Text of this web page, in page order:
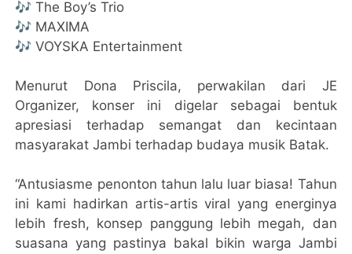
🎶 The Boy’s Trio
🎶 MAXIMA
🎶 VOYSKA Entertainment
Menurut Dona Priscila, perwakilan dari JE
Organizer, konser ini digelar sebagai bentuk
apresiasi terhadap semangat dan kecintaan
masyarakat Jambi terhadap budaya musik Batak.
“Antusiasme penonton tahun lalu luar biasa! Tahun
ini kami hadirkan artis-artis viral yang energinya
lebih fresh, konsep panggung lebih megah, dan
suasana yang pastinya bakal bikin warga Jambi